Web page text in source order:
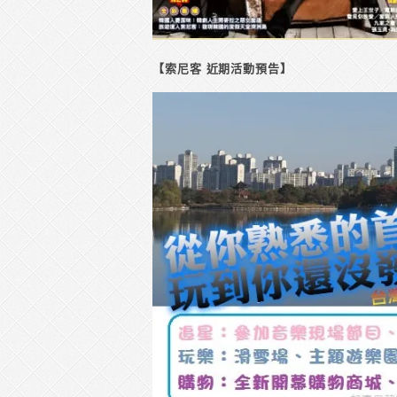
【索尼客 近期活動預告】